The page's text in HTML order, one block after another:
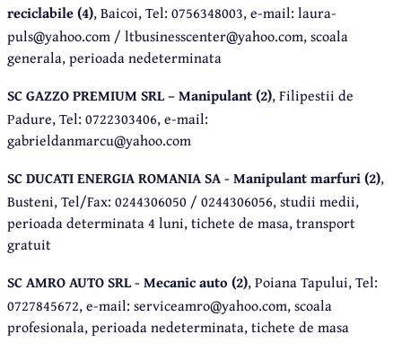
reciclabile (4), Baicoi, Tel: 0756348003, e-mail: laura-
puls@yahoo.com / ltbusinesscenter@yahoo.com, scoala
generala, perioada nedeterminata
SC GAZZO PREMIUM SRL – Manipulant (2), Filipestii de
Padure, Tel: 0722303406, e-mail:
gabrieldanmarcu@yahoo.com
SC DUCATI ENERGIA ROMANIA SA - Manipulant marfuri (2),
Busteni, Tel/Fax: 0244306050 / 0244306056, studii medii,
perioada determinata 4 luni, tichete de masa, transport
gratuit
SC AMRO AUTO SRL - Mecanic auto (2), Poiana Tapului, Tel:
0727845672, e-mail: serviceamro@yahoo.com, scoala
profesionala, perioada nedeterminata, tichete de masa